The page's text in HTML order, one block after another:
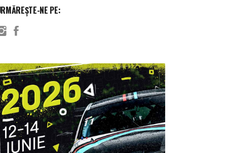
NE PE: